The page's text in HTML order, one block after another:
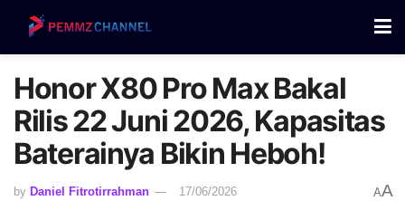
Honor X80 Pro Max Bakal
Rilis 22 Juni 2026, Kapasitas
Baterainya Bikin Heboh!
by Daniel Fitrotirrahman 17/06/2026 AA